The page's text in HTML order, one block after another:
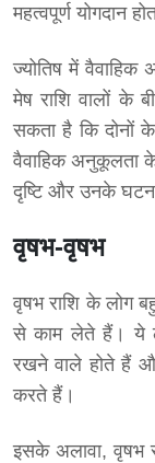
महत्वपूर्ण योगदान
ज्योतिष में
मेष राशि वालों के
सकता है कि दोनों
वैवाहिक अनुकूलता
दृष्टि और उनके
वृषभ-वृषभ
वृषभ राशि के लोग
से काम लेते हैं। ये
रखने वाले होते हैं
करते हैं।
इसके अलावा, वृषभ